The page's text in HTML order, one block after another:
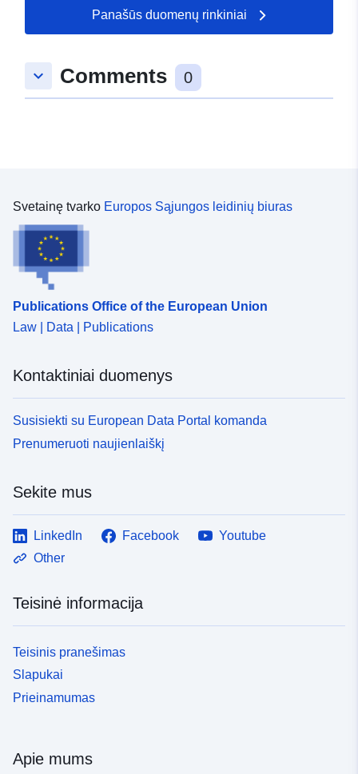
Rūšis: Polygon
uriRef:
http://data.europa.eu/88u/dataset/
3784-4ebe-e441-966ef9478afc
Panašūs duomenų rinkiniai
keyboard_arrow_down Comments 0
Svetainę tvarko Europos Sąjungos leidinių biuras
Publications Office of the European Union
Law | Data | Publications
Kontaktiniai duomenys
Susisiekti su European Data Portal komanda
Prenumeruoti naujienlaiškį
Sekite mus
LinkedIn Facebook
Youtube
Other
Teisinė informacija
Teisinis pranešimas
Slapukai
Prieinamumas
Apie mums